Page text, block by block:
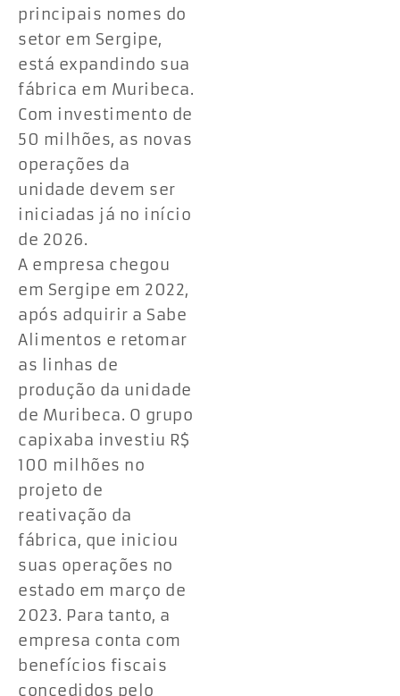
principais nomes do
setor em Sergipe,
está expandindo sua
fábrica em Muribeca.
Com investimento de
50 milhões, as novas
operações da
unidade devem ser
iniciadas já no início
de 2026.
A empresa chegou
em Sergipe em 2022,
após adquirir a Sabe
Alimentos e retomar
as linhas de
produção da unidade
de Muribeca. O grupo
capixaba investiu R$
100 milhões no
projeto de
reativação da
fábrica, que iniciou
suas operações no
estado em março de
2023. Para tanto, a
empresa conta com
benefícios fiscais
concedidos pelo